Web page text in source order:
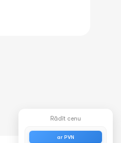
Rādīt cenu
ar PVN